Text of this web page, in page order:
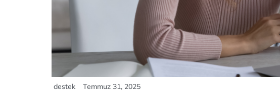
destek Temmuz 31, 2025